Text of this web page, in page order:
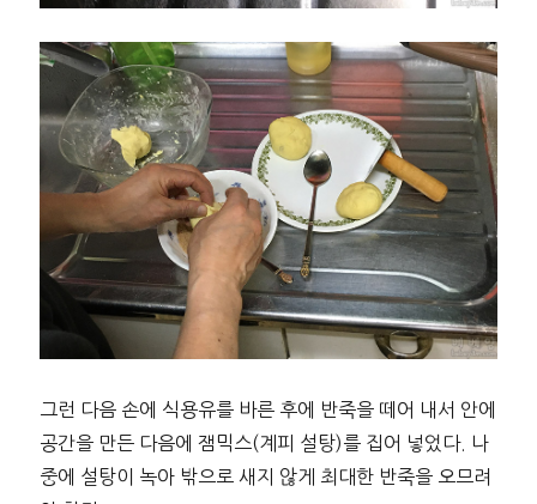
그런 다음 손에 식용유를 바른 후에 반죽을 떼어 내서 안에
공간을 만든 다음에 잼믹스(계피 설탕)를 집어 넣었다. 나
중에 설탕이 녹아 밖으로 새지 않게 최대한 반죽을 오므려